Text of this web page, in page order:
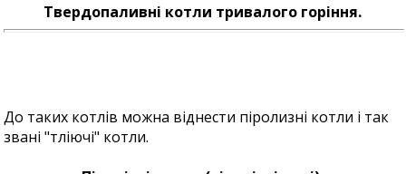
Твердопаливні котли тривалого горіння.
До таких котлів можна віднести піролизні котли і так
звані "тліючі" котли.